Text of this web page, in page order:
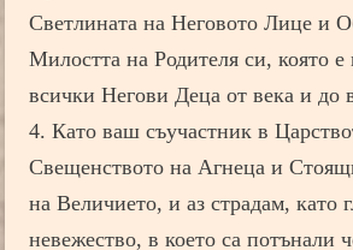
Светлината на Неговото Лице и
Милостта на Родителя си, която
всички Негови Деца от века и до
4. Като ваш съучастник в
Свещенството на Агнеца и
на Величието, и аз страдам, като
невежество, в което са потънали